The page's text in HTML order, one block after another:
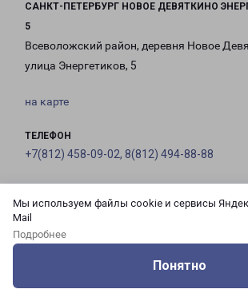
Мы используем файлы cookie и сервисы
Mail
Подробнее
Понятно
САНКТ-ПЕТЕРБУРГ НОВОЕ ДЕВЯТКИНО
5
Всеволожский район, деревня Новое
улица Энергетиков, 5
на карте
ТЕЛЕФОН
+7(812) 458-09-02, 8(812) 494-88-88
pecom@pecom.ru
ГРАФИК РАБОТЫ